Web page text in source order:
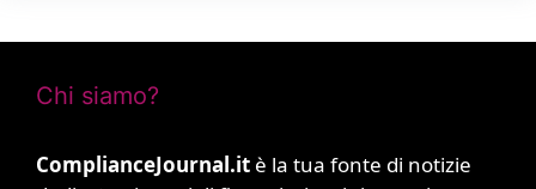
Chi siamo?
ComplianceJournal.it è la tua fonte di notizie